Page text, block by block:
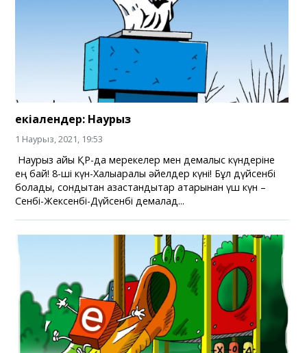
екіалендер: Наурыз
1 Наурыз, 2021, 19:53
Наурыз айы ҚР-да мерекелер мен демалыс күндеріне
ең бай! 8-ші күн-Халықаралық әйелдер күні! Бұл дүйсенбі
болады, сондықтан қазақстандықтар қатарынан үш күн –
Сенбі-Жексенбі-Дүйсенбі демалад...